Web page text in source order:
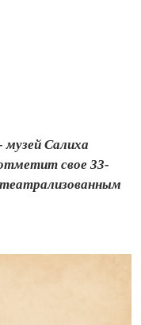
музей Салиха
свое 33-